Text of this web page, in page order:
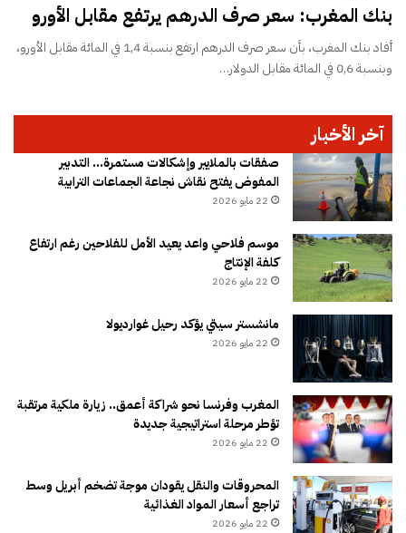
بنك المغرب: سعر صرف الدرهم يرتفع مقابل الأورو
أفاد بنك المغرب، بأن سعر صرف الدرهم ارتفع بنسبة 1,4 في المائة مقابل الأورو،
وبنسبة 0,6 في المائة مقابل الدولار…
آخر الأخبار
صفقات بالملايير وإشكالات مستمرة… التدبير
المفوض يفتح نقاش نجاعة الجماعات الترابية
22 مايو 2026
موسم فلاحي واعد يعيد الأمل للفلاحين رغم ارتفاع
كلفة الإنتاج
22 مايو 2026
مانشستر سيتي يؤكد رحيل غوارديولا
22 مايو 2026
المغرب وفرنسا نحو شراكة أعمق.. زيارة ملكية مرتقبة
تؤطر مرحلة استراتيجية جديدة
22 مايو 2026
المحروقات والنقل يقودان موجة تضخم أبريل وسط
تراجع أسعار المواد الغذائية
22 مايو 2026